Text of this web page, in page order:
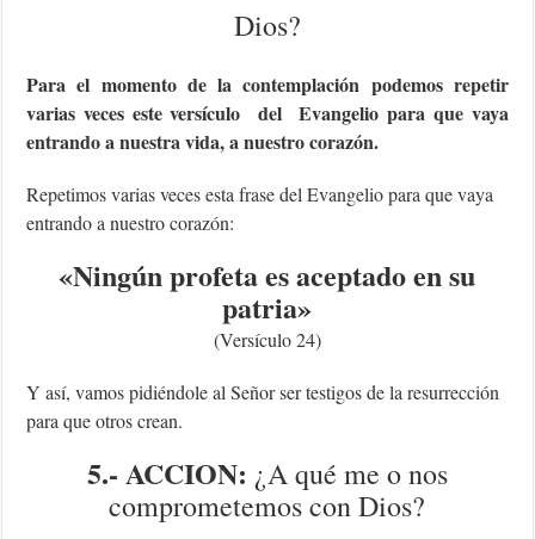
Dios?
Para el momento de la contemplación podemos repetir
varias veces este versículo del Evangelio para que vaya
entrando a nuestra vida, a nuestro corazón.
Repetimos varias veces esta frase del Evangelio para que vaya
entrando a nuestro corazón:
«Ningún profeta es aceptado en su
patria»
(Versículo 24)
Y así, vamos pidiéndole al Señor ser testigos de la resurrección
para que otros crean.
5.- ACCION: ¿A qué me o nos
comprometemos con Dios?